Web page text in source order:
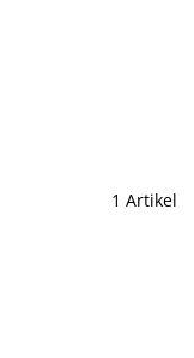
1 Artikel